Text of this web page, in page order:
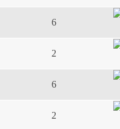
6
2
6
2